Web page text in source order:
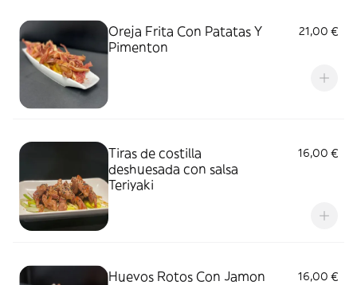
Oreja Frita Con Patatas Y
Pimenton
21,00 €
Tiras de costilla
deshuesada con salsa
Teriyaki
16,00 €
Huevos Rotos Con Jamon 16,00 €